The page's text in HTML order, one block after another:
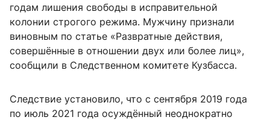
годам лишения свободы в исправительной
колонии строгого режима. Мужчину признали
виновным по статье «Развратные действия,
совершённые в отношении двух или более лиц»,
сообщили в Следственном комитете Кузбасса.
Следствие установило, что с сентября 2019 года
по июль 2021 года осуждённый неоднократно